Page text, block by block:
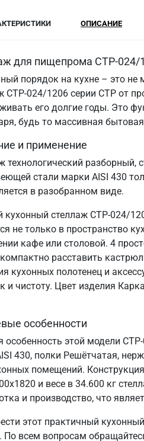
ОПИСАНИЕ
для пищепрома СТР-024/
порядок на кухне – это не
СТР-024/1206 серии СТР от
его долгие годы. Это
будь то массивная
и применение
технологический
стали марки AISI 430
в разобранном виде.
стеллаж СТР-024/
не только в пространство
кафе или столовой. 4
расставить
кухонных полотенец и
и чистоту. Цвет изделия
особенности
особенность этой модели
430, полки Решётчатая,
помещений.
и весе в 34.600 кг
и производство, что
этот практичный
По всем вопросам